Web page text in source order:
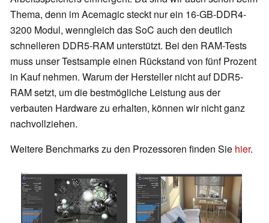
Thema, denn im Acemagic steckt nur ein 16-GB-DDR4-
3200 Modul, wenngleich das SoC auch den deutlich
schnelleren DDR5-RAM unterstützt. Bei den RAM-Tests
muss unser Testsample einen Rückstand von fünf Prozent
in Kauf nehmen. Warum der Hersteller nicht auf DDR5-
RAM setzt, um die bestmögliche Leistung aus der
verbauten Hardware zu erhalten, können wir nicht ganz
nachvollziehen.
Weitere Benchmarks zu den Prozessoren finden Sie hier.